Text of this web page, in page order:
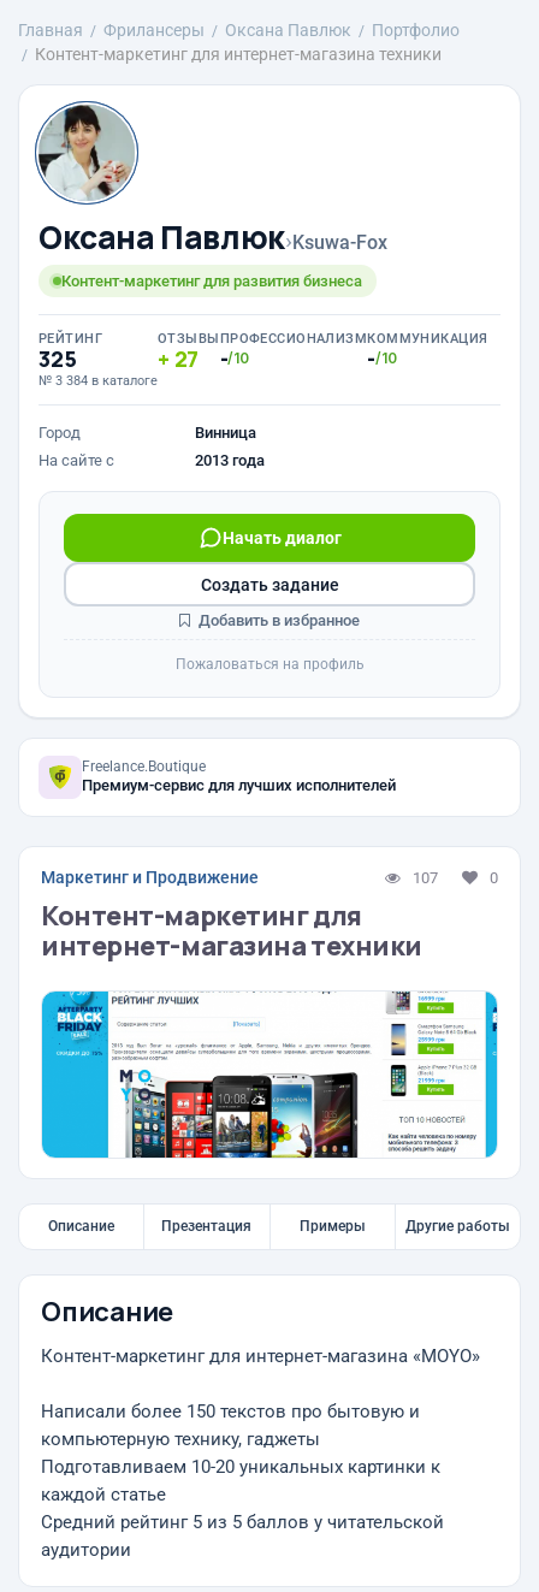
Главная Фрилансеры Оксана Павлюк
Портфолио
Контент-маркетинг для интернет-магазина техники
Оксана Павлюк›Ksuwa-Fox
Контент-маркетинг для развития бизнеса
РЕЙТИНГ
325
№ 3 384 в каталоге
ОТЗЫВЫ
27
ПРОФЕССИОНАЛИЗМ
-/10
КОММУНИКАЦИЯ
-/10
Город
Винница
На сайте с
2013 года
Начать диалог
Создать задание
Добавить в избранное
Пожаловаться на профиль
Freelance.Boutique
Премиум-сервис для лучших исполнителей
Маркетинг и Продвижение 107 0
Контент-маркетинг для
интернет-магазина техники
Описание Презентация Примеры Другие работы
Описание
Контент-маркетинг для интернет-магазина «MOYO»
Написали более 150 текстов про бытовую и
компьютерную технику, гаджеты
Подготавливаем 10-20 уникальных картинки к
каждой статье
Средний рейтинг 5 из 5 баллов у читательской
аудитории